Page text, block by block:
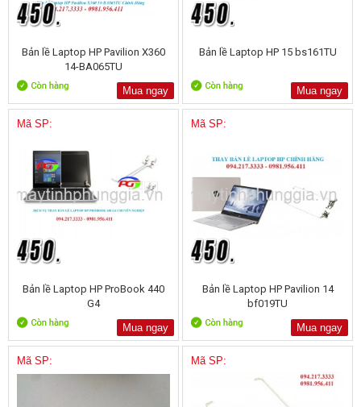
Bản lề Laptop HP Pavilion X360
14-BA065TU
Mua ngay
Bản lề Laptop HP 15 bs161TU
Mua ngay
Mã SP:
Bản lề Laptop HP ProBook 440
G4
Mua ngay
Mã SP:
Bản lề Laptop HP Pavilion 14
bf019TU
Mua ngay
Mã SP: Mã SP: